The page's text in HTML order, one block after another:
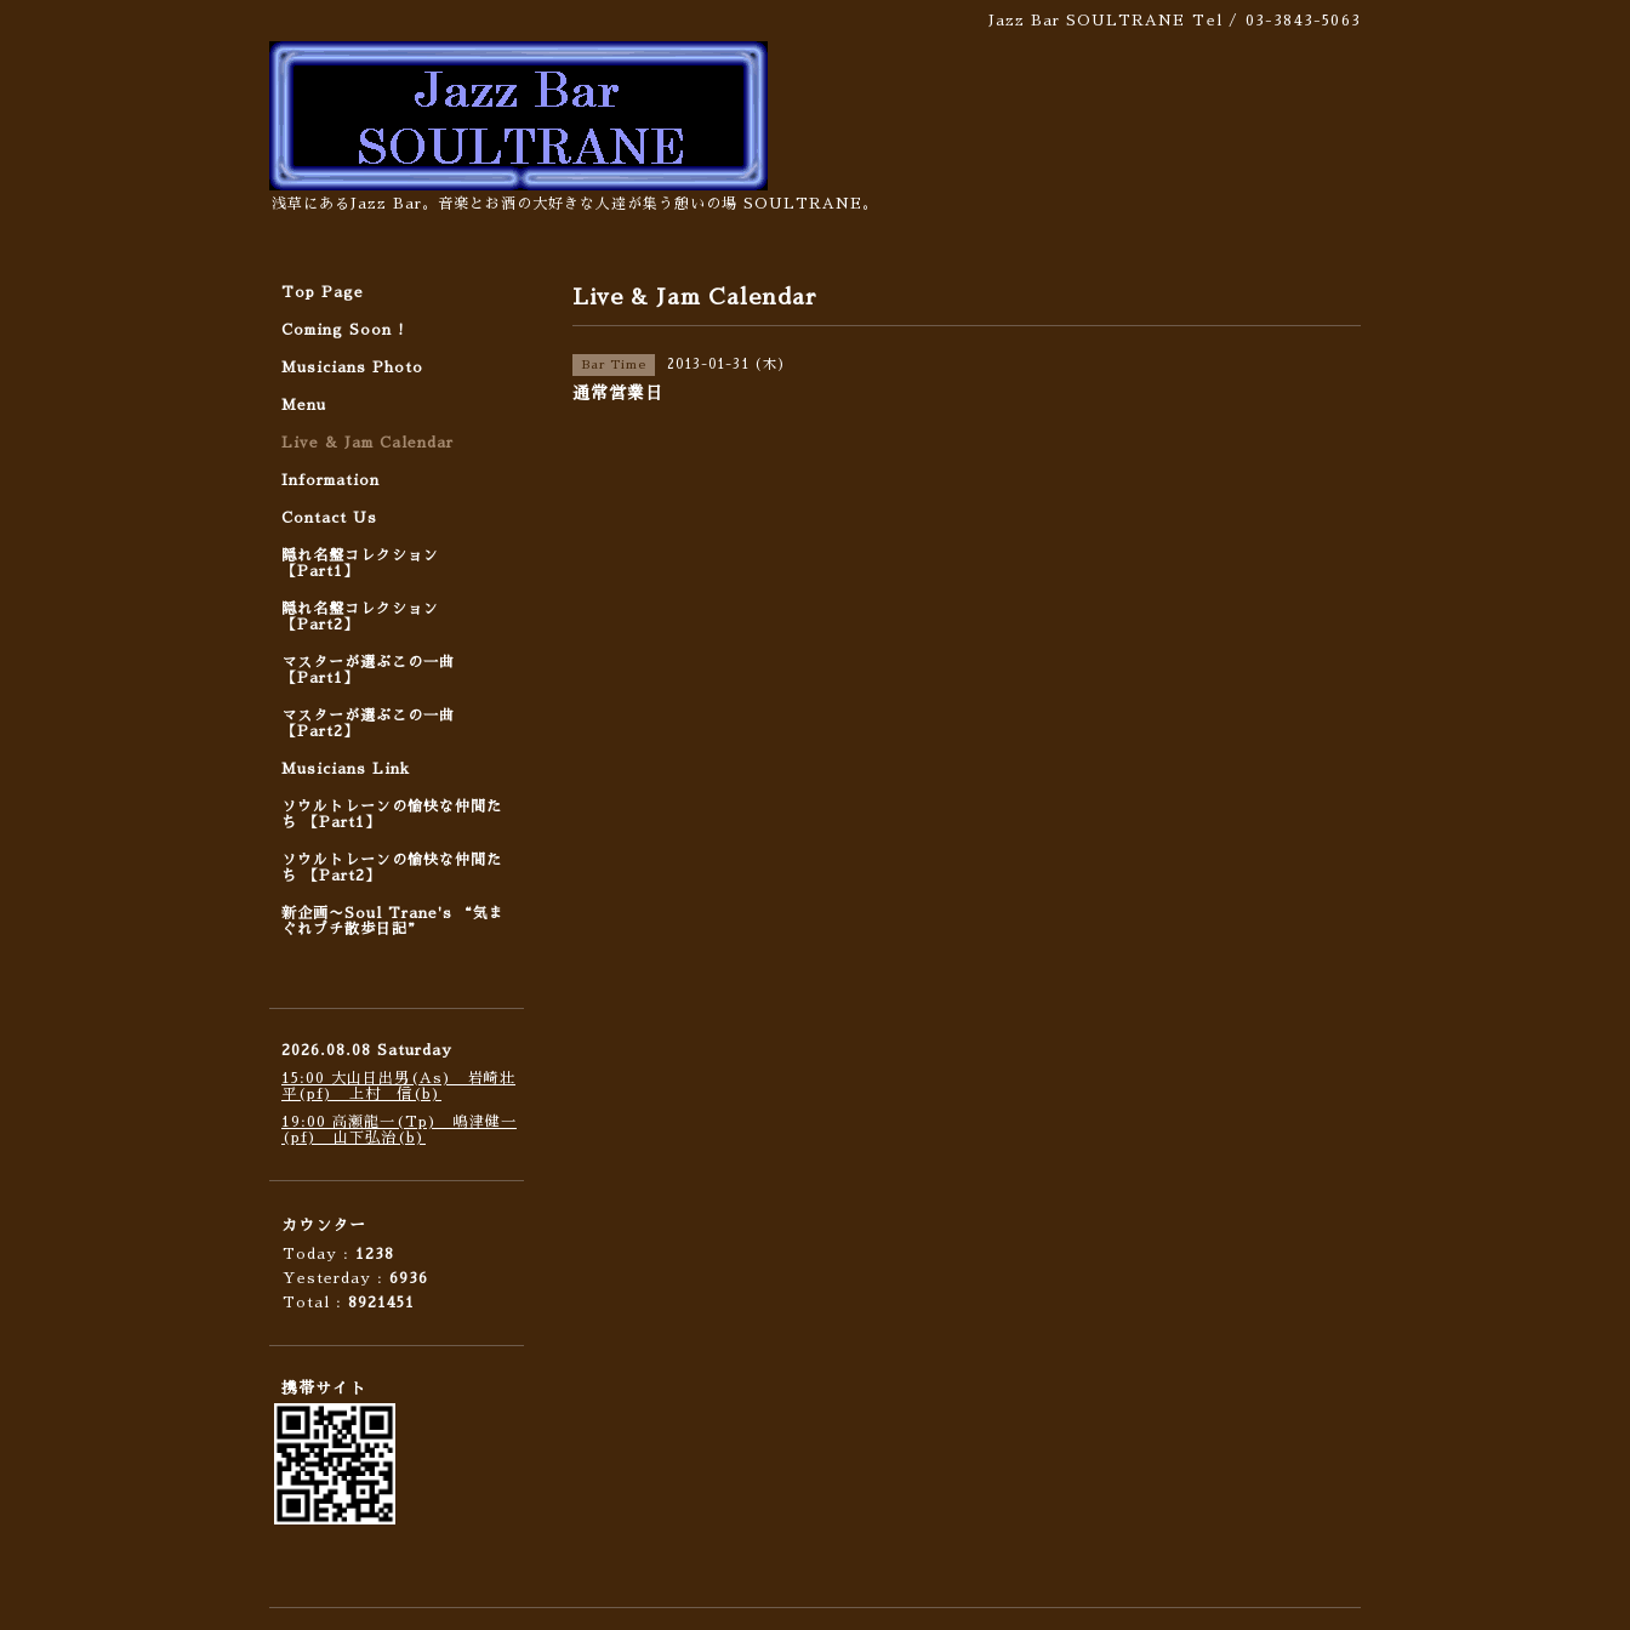
Jazz Bar SOULTRANE Tel / 03-3843-5063
浅草にあるJazz Bar。音楽とお酒の大好きな人達が集う憩いの場 SOULTRANE。
Live & Jam Calendar
Bar Time 2013-01-31 (木)
通常営業日
Top Page
Coming Soon !
Musicians Photo
Menu
Live & Jam Calendar
Information
Contact Us
隠れ名盤コレクション
【Part1】
隠れ名盤コレクション
【Part2】
マスターが選ぶこの一曲
【Part1】
マスターが選ぶこの一曲
【Part2】
Musicians Link
ソウルトレーンの愉快な仲間た
ち 【Part1】
ソウルトレーンの愉快な仲間た
ち 【Part2】
新企画〜Soul Trane's “気ま
ぐれプチ散歩日記”
2026.08.08 Saturday
15:00 大山日出男(As) 岩崎壮
平(pf) 上村 信(b)
19:00 高瀬龍一(Tp) 嶋津健一
(pf) 山下弘治(b)
カウンター
Today : 1238
Yesterday : 6936
Total : 8921451
携帯サイト